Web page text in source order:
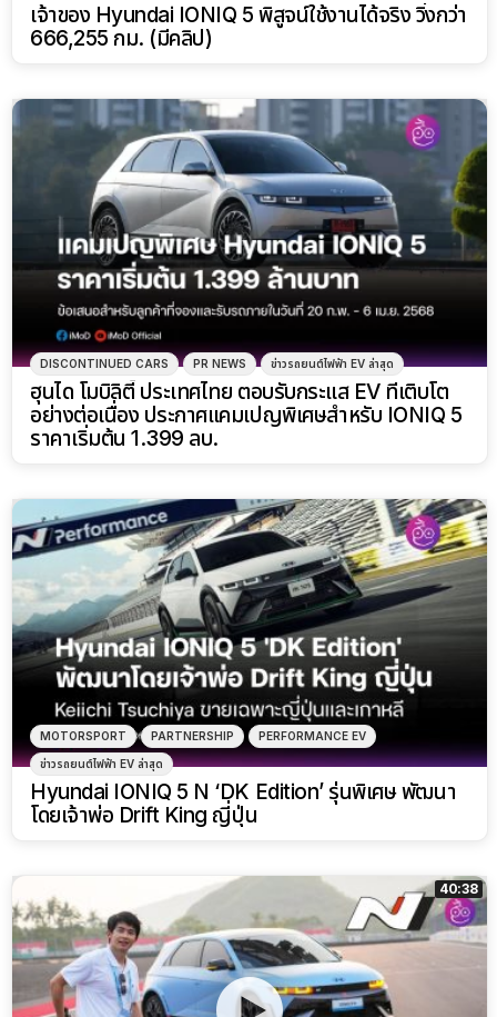
เจ้าของ Hyundai IONIQ 5 พิสูจน์ใช้งานได้จริง วิ่งกว่า
666,255 กม. (มีคลิป)
DISCONTINUED CARS PR NEWS ข่าวรถยนต์ไฟฟ้า EV ล่าสุด
ฮุนได โมบิลิตี้ ประเทศไทย ตอบรับกระแส EV ที่เติบโต
อย่างต่อเนื่อง ประกาศแคมเปญพิเศษสำหรับ IONIQ 5
ราคาเริ่มต้น 1.399 ลบ.
MOTORSPORT PARTNERSHIP PERFORMANCE EV
ข่าวรถยนต์ไฟฟ้า EV ล่าสุด
Hyundai IONIQ 5 N ‘DK Edition’ รุ่นพิเศษ พัฒนา
โดยเจ้าพ่อ Drift King ญี่ปุ่น
40:38